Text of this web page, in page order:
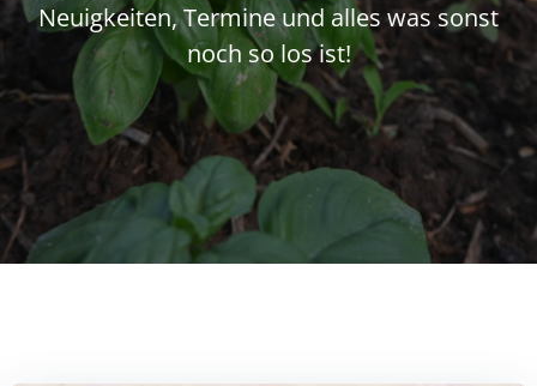
Neuigkeiten, Termine und alles was sonst
noch so los ist!